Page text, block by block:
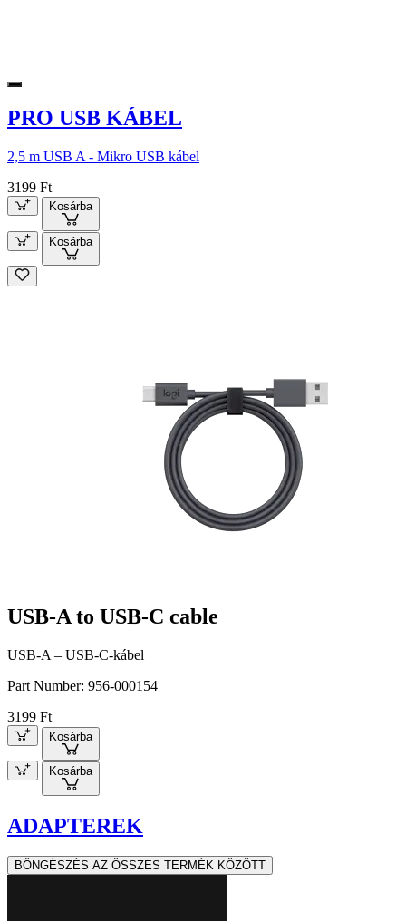
PRO USB KÁBEL
2,5 m USB A - Mikro USB kábel
3199 Ft
Kosárba
Kosárba
USB-A to USB-C cable
USB-A – USB-C-kábel
Part Number: 956-000154
3199 Ft
Kosárba
Kosárba
ADAPTEREK
BÖNGÉSZÉS AZ ÖSSZES TERMÉK KÖZÖTT